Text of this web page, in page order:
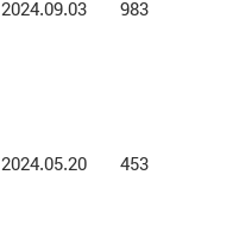
2024.09.03 983
2024.05.20 453